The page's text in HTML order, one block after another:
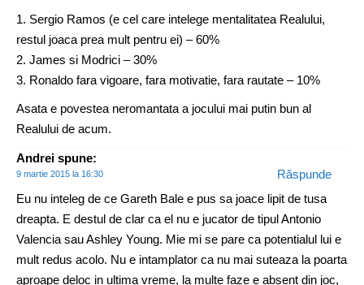
1. Sergio Ramos (e cel care intelege mentalitatea Realului,
restul joaca prea mult pentru ei) – 60%
2. James si Modrici – 30%
3. Ronaldo fara vigoare, fara motivatie, fara rautate – 10%
Asata e povestea neromantata a jocului mai putin bun al
Realului de acum.
Andrei spune:
9 martie 2015 la 16:30
Eu nu inteleg de ce Gareth Bale e pus sa joace lipit de tusa
dreapta. E destul de clar ca el nu e jucator de tipul Antonio
Valencia sau Ashley Young. Mie mi se pare ca potentialul lui e
mult redus acolo. Nu e intamplator ca nu mai suteaza la poarta
aproape deloc in ultima vreme, la multe faze e absent din joc,
Răspunde